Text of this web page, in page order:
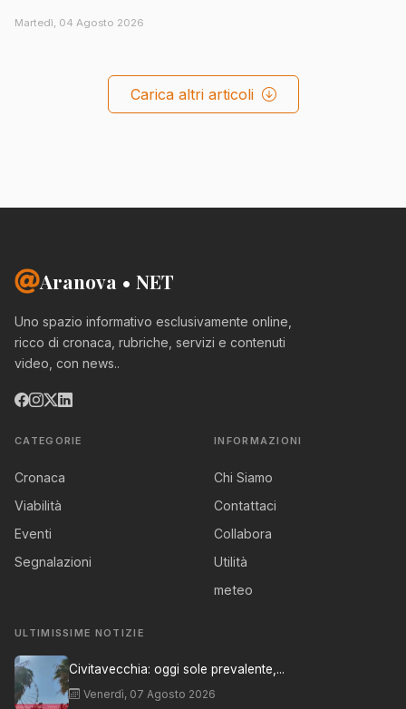
Martedì, 04 Agosto 2026
Carica altri articoli
Aranova • NET
Uno spazio informativo esclusivamente online,
ricco di cronaca, rubriche, servizi e contenuti
video, con news..
CATEGORIE
Cronaca
Viabilità
Eventi
Segnalazioni
INFORMAZIONI
Chi Siamo
Contattaci
Collabora
Utilità
meteo
ULTIMISSIME NOTIZIE
Civitavecchia: oggi sole prevalente,...
Venerdì, 07 Agosto 2026